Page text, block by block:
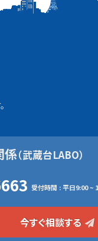
係（武蔵台LABO）
受付時間 : 平日9:00 ~
今すぐ相談する